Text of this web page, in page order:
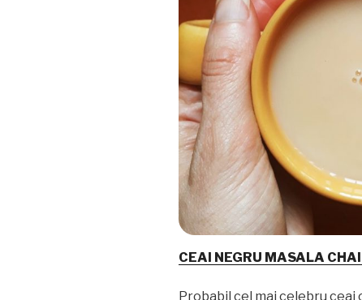
CEAI NEGRU MASALA
Probabil cel mai celebru ceai